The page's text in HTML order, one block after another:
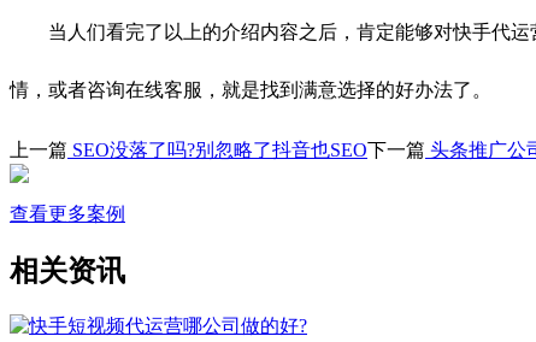
当人们看完了以上的介绍内容之后，肯定能够对快手代运
情，或者咨询在线客服，就是找到满意选择的好办法了。
上一篇 SEO没落了吗?别忽略了抖音也SEO下一篇 头条推广公
查看更多案例
相关资讯